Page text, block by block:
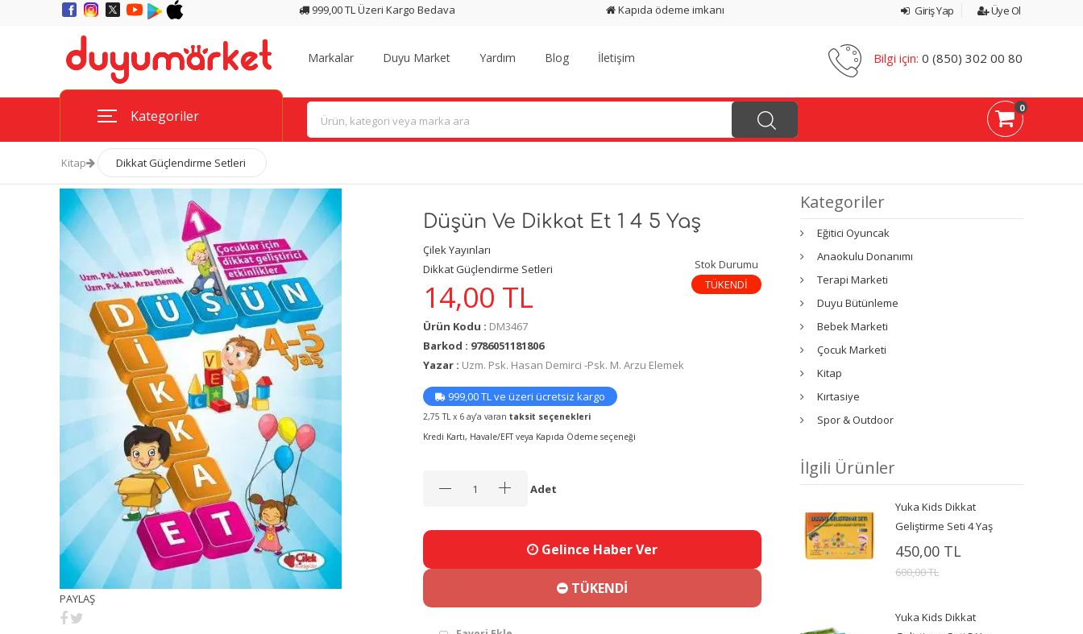
999,00 TL Üzeri Kargo Bedava Kapıda ödeme imkanı Giriş Yap Üye Ol
Markalar Duyu Market Yardım Blog İletişim Bilgi için: 0 (850) 302 00 80
Kategoriler 0
Kitap Dikkat Güçlendirme Setleri
PAYLAŞ
Düşün Ve Dikkat Et 1 4 5 Yaş
Çilek Yayınları
Dikkat Güçlendirme Setleri
Stok Durumu
TÜKENDİ
14,00 TL
Ürün Kodu : DM3467
Barkod : 9786051181806
Yazar : Uzm. Psk. Hasan Demirci -Psk. M. Arzu Elemek
999,00 TL ve üzeri ücretsiz kargo
2,75 TL x 6 ay’a varan taksit seçenekleri
Kredi Kartı, Havale/EFT veya Kapıda Ödeme seçeneği
Adet
Gelince Haber Ver
TÜKENDİ
Kategoriler
Eğitici Oyuncak
Anaokulu Donanımı
Terapi Marketi
Duyu Bütünleme
Bebek Marketi
Çocuk Marketi
Kitap
Kırtasiye
Spor & Outdoor
İlgili Ürünler
Yuka Kids Dikkat
Geliştirme Seti 4 Yaş
450,00 TL
600,00 TL
Yuka Kids Dikkat